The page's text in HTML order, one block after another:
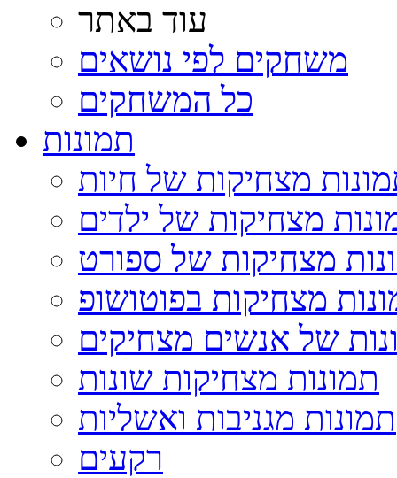
עוד באתר
משחקים לפי נושאים
כל המשחקים
תמונות
מצחיקות של חיות
מצחיקות של ילדים
מצחיקות של ספורט
מצחיקות בפוטושופ
של אנשים מצחיקים
תמונות מצחיקות שונות
תמונות מגניבות ואשליות
רקעים